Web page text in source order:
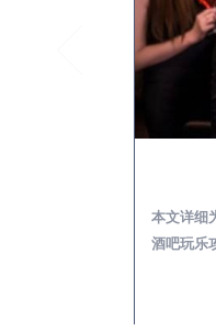
本文详细
酒吧玩乐